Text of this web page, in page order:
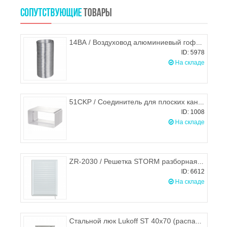
СОПУТСТВУЮЩИЕ ТОВАРЫ
14ВА / Воздуховод алюминиевый гофрированный (гофра) d.140, ЭРА
ID: 5978
На складе
51CKP / Соединитель для плоских каналов 55х110 мм, STORM
ID: 1008
На складе
ZR-2030 / Решетка STORM разборная с жалюзи 200х300 мм белая
ID: 6612
На складе
Стальной люк Lukoff ST 40х70 (распашной)